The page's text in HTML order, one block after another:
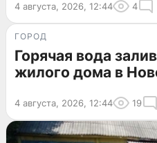
4 августа, 2026, 12:44 4
ГОРОД
Горячая вода
жилого дома в
4 августа, 2026, 12:44 19